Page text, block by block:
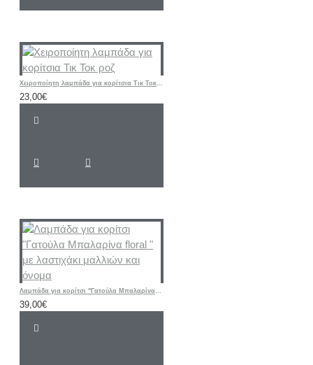
Χειροποίητη λαμπάδα για κορίτσια Τικ Τοκ ροζ
23,00€
Λαμπάδα για κορίτσι "Γατούλα Μπαλαρίνα floral " με λαστιχάκι μαλλιών και όνομα
39,00€